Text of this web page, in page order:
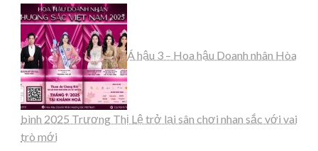
Á hậu 3 – Hoa hậu Doanh nhân Hòa
bình 2025 Trương Thị Lệ trở lại sân chơi nhan sắc với vai
trò mới